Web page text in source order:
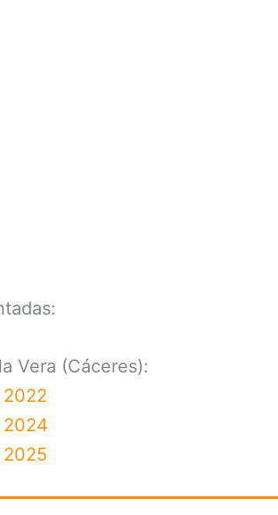
Vera (Cáceres):
2022
2024
2025